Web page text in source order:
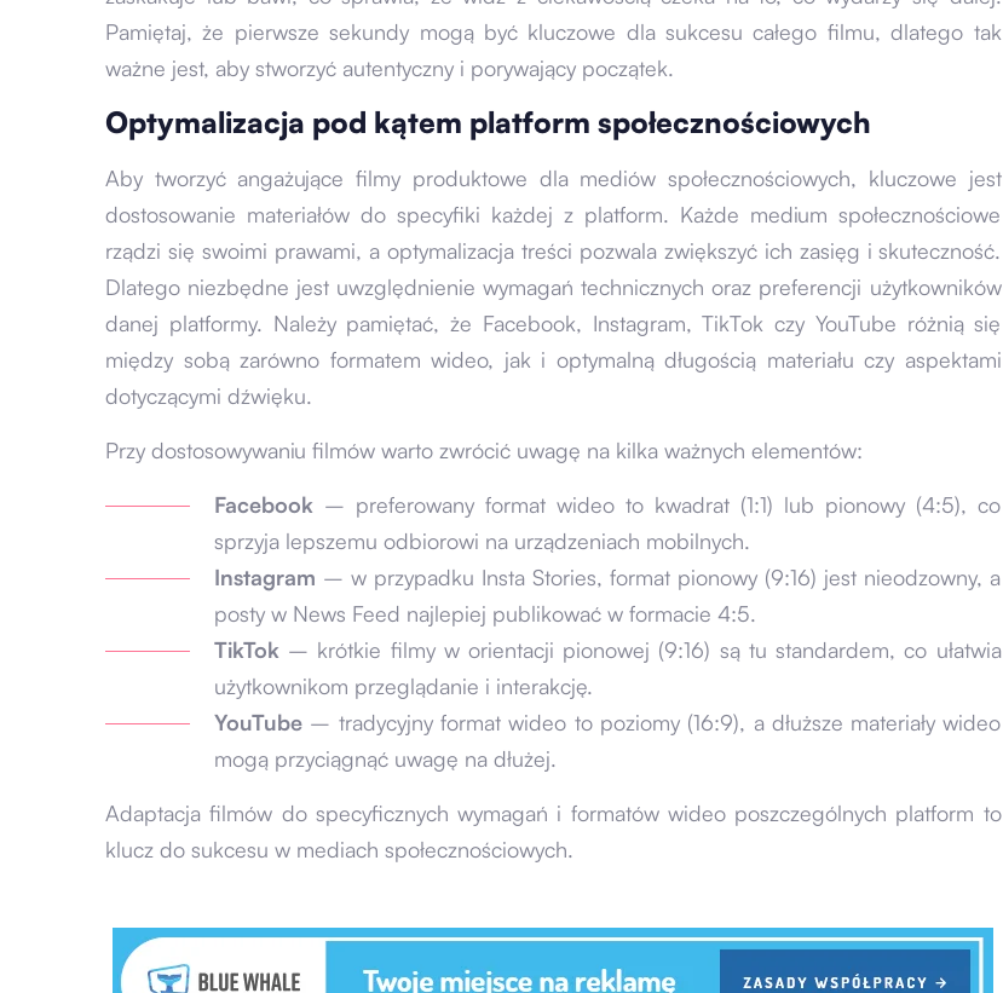
Pamiętaj, że pierwsze sekundy mogą być kluczowe dla sukcesu całego filmu, dlatego tak
ważne jest, aby stworzyć autentyczny i porywający początek.
Optymalizacja pod kątem platform społecznościowych
Aby tworzyć angażujące filmy produktowe dla mediów społecznościowych, kluczowe jest
dostosowanie materiałów do specyfiki każdej z platform. Każde medium społecznościowe
rządzi się swoimi prawami, a optymalizacja treści pozwala zwiększyć ich zasięg i skuteczność.
Dlatego niezbędne jest uwzględnienie wymagań technicznych oraz preferencji użytkowników
danej platformy. Należy pamiętać, że Facebook, Instagram, TikTok czy YouTube różnią się
między sobą zarówno formatem wideo, jak i optymalną długością materiału czy aspektami
dotyczącymi dźwięku.
Przy dostosowywaniu filmów warto zwrócić uwagę na kilka ważnych elementów:
Facebook – preferowany format wideo to kwadrat (1:1) lub pionowy (4:5), co
sprzyja lepszemu odbiorowi na urządzeniach mobilnych.
Instagram – w przypadku Insta Stories, format pionowy (9:16) jest nieodzowny, a
posty w News Feed najlepiej publikować w formacie 4:5.
TikTok – krótkie filmy w orientacji pionowej (9:16) są tu standardem, co ułatwia
użytkownikom przeglądanie i interakcję.
YouTube – tradycyjny format wideo to poziomy (16:9), a dłuższe materiały wideo
mogą przyciągnąć uwagę na dłużej.
Adaptacja filmów do specyficznych wymagań i formatów wideo poszczególnych platform to
klucz do sukcesu w mediach społecznościowych.